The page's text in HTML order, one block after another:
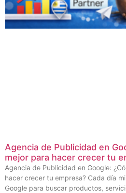
Agencia de Publicidad en
mejor para hacer crecer tu
Agencia de Publicidad en Google:
hacer crecer tu empresa? Cada día
Google para buscar productos,